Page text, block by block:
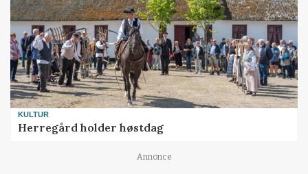
KULTUR
Herregård holder høstdag
Annonce